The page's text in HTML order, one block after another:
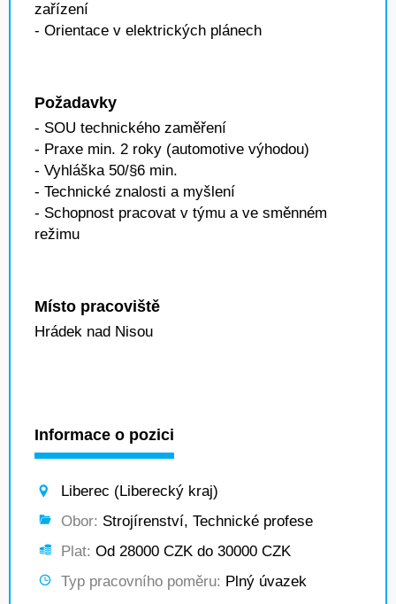
zařízení
- Orientace v elektrických plánech
Požadavky
- SOU technického zaměření
- Praxe min. 2 roky (automotive výhodou)
- Vyhláška 50/§6 min.
- Technické znalosti a myšlení
- Schopnost pracovat v týmu a ve směnném
režimu
Místo pracoviště
Hrádek nad Nisou
Informace o pozici
Liberec (Liberecký kraj)
Obor: Strojírenství, Technické profese
Plat: Od 28000 CZK do 30000 CZK
Typ pracovního poměru: Plný úvazek